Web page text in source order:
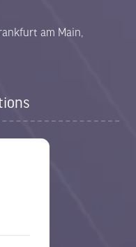
am Main,